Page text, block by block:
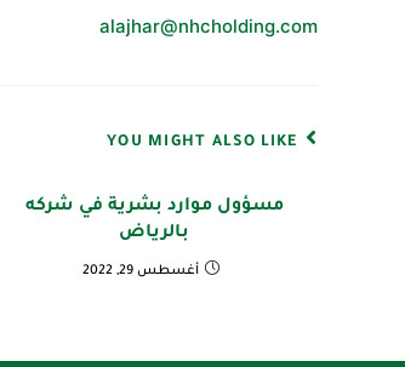
alajhar@nhcholding.com
YOU MIGHT ALSO LIKE
مسؤول موارد بشرية في شركه
بالرياض
أغسطس 29, 2022